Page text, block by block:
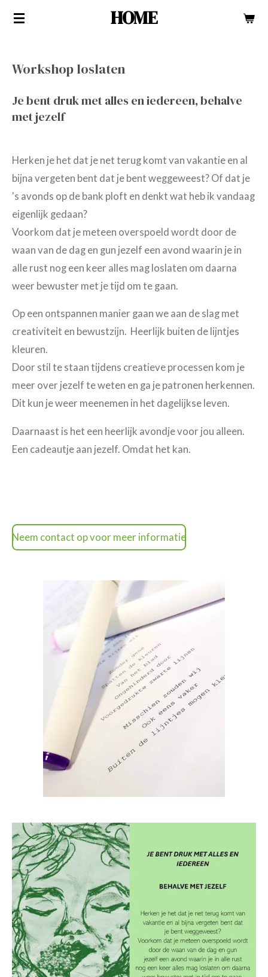
Ga
de
HOME
Workshop loslaten
Je bent druk met alles en iedereen, behalve
met jezelf
Herken je het dat je net terug komt van vakantie en al
bijna vergeten bent dat je bent weggeweest? Of dat je
's avonds op de bank ploft en denkt wat heb ik vandaag
eigenlijk gedaan?
Voorkom dat je meteen overspoeld wordt door de
waan van de dag en gun jezelf een avond waarin je in
alle rust nog een keer alles mag loslaten om daarna
weer bewuster met je tijd om te gaan.
Op een ontspannen manier gaan we aan de slag met
creativiteit en bewustzijn. Heerlijk buiten de lijntjes
kleuren.
Door stil te staan tijdens creatieve processen kom je
meer over jezelf te weten en ga je patronen herkennen.
Dit kun je weer meenemen in het dagelijkse leven.
Daarnaast is het een heerlijk avondje voor jou alleen.
Een cadeautje aan jezelf. Omdat het kan.
Neem contact op voor meer informatie